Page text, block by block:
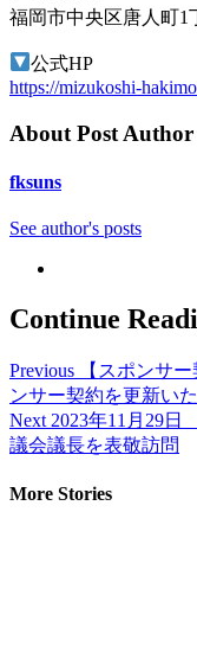
福岡市中央区唐人町1
公式HP
https://mizukoshi-
About Post Author
fksuns
See author's posts
Continue
Previous 【スポンサ
ンサー契約を更新い
Next 2023年11月29
議会議長を表敬訪問
More Stories